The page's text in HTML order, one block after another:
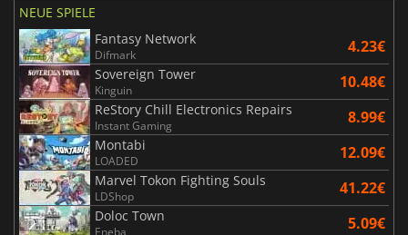
NEUE SPIELE
Fantasy Network
Difmark 4.23€
Sovereign Tower
Kinguin 10.48€
ReStory Chill Electronics Repairs
Instant Gaming 8.99€
Montabi
LOADED 12.09€
Marvel Tokon Fighting Souls
LDShop 41.22€
Doloc Town 5.09€